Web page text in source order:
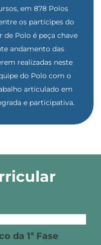
em 878 Polos
os partícipes do
de Polo é peça chave
andamento das
realizadas neste
do Polo com o
articulado em
e participativa.
da 1ª Fase